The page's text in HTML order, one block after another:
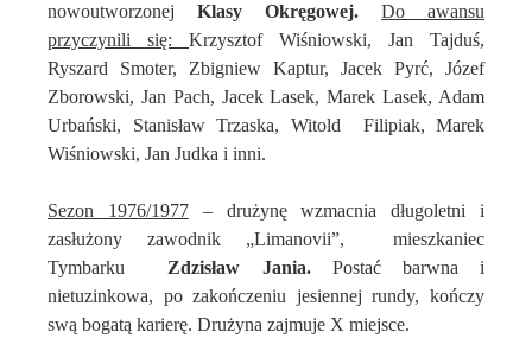
nowoutworzonej Klasy Okręgowej.
Do awansu
przyczynili się: Krzysztof Wiśniowski, Jan Tajduś,
Ryszard Smoter, Zbigniew Kaptur, Jacek Pyrć, Józef
Zborowski, Jan Pach, Jacek Lasek, Marek Lasek, Adam
Urbański, Stanisław Trzaska, Witold
Filipiak, Marek
Wiśniowski, Jan Judka i inni.
Sezon 1976/1977– drużynę wzmacnia długoletni i
zasłużony zawodnik „Limanovii”,
mieszkaniec
Tymbarku
Zdzisław Jania. Postać barwna i
nietuzinkowa, po zakończeniu jesiennej rundy, kończy
swą bogatą karierę. Drużyna zajmuje X miejsce.